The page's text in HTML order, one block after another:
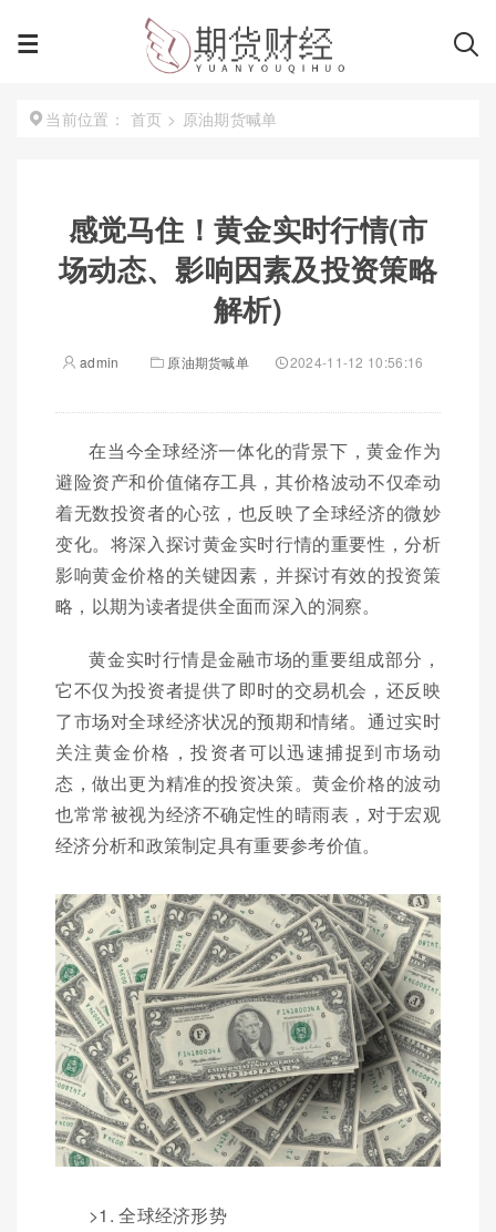
当前位置： 首页 > 原油期货喊单
感觉马住！黄金实时行情(市
场动态、影响因素及投资策略
解析)
admin 原油期货喊单 2024-11-12 10:56:16
在当今全球经济一体化的背景下，黄金作为
避险资产和价值储存工具，其价格波动不仅牵动
着无数投资者的心弦，也反映了全球经济的微妙
变化。将深入探讨黄金实时行情的重要性，分析
影响黄金价格的关键因素，并探讨有效的投资策
略，以期为读者提供全面而深入的洞察。
黄金实时行情是金融市场的重要组成部分，
它不仅为投资者提供了即时的交易机会，还反映
了市场对全球经济状况的预期和情绪。通过实时
关注黄金价格，投资者可以迅速捕捉到市场动
态，做出更为精准的投资决策。黄金价格的波动
也常常被视为经济不确定性的晴雨表，对于宏观
经济分析和政策制定具有重要参考价值。
>1. 全球经济形势